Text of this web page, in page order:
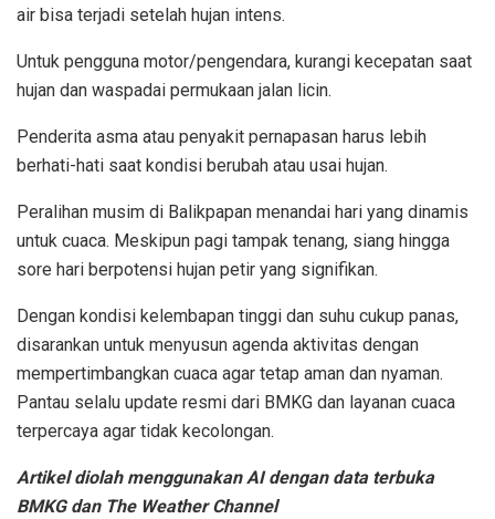
air bisa terjadi setelah hujan intens.
Untuk pengguna motor/pengendara, kurangi kecepatan saat
hujan dan waspadai permukaan jalan licin.
Penderita asma atau penyakit pernapasan harus lebih
berhati-hati saat kondisi berubah atau usai hujan.
Peralihan musim di Balikpapan menandai hari yang dinamis
untuk cuaca. Meskipun pagi tampak tenang, siang hingga
sore hari berpotensi hujan petir yang signifikan.
Dengan kondisi kelembapan tinggi dan suhu cukup panas,
disarankan untuk menyusun agenda aktivitas dengan
mempertimbangkan cuaca agar tetap aman dan nyaman.
Pantau selalu update resmi dari BMKG dan layanan cuaca
terpercaya agar tidak kecolongan.
Artikel diolah menggunakan AI dengan data terbuka
BMKG dan The Weather Channel